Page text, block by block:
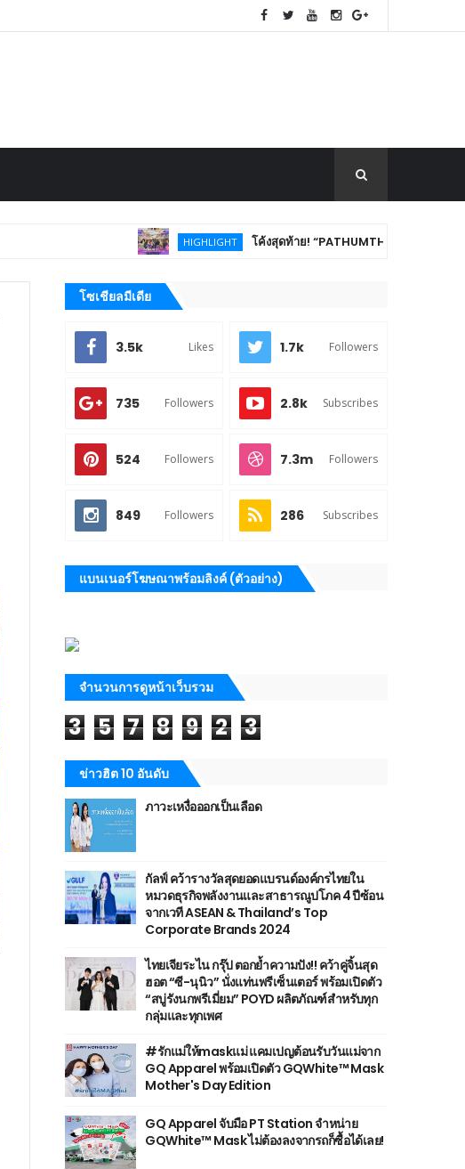
HIGHLIGHT โค้งสุดท้าย! “PATHUMTHANI Creative Tourism
โซเชียลมีเดีย
3.5k Likes 1.7k Followers
735 Followers 2.8k Subscribes
524 Followers 7.3m Followers
849 Followers 286 Subscribes
แบนเนอร์โฆษณาพร้อมลิงค์ (ตัวอย่าง)
จำนวนการดูหน้าเว็บรวม
3 5 7 8 9 2 3
ข่าวฮิต 10 อันดับ
ภาวะเหงื่อออกเป็นเลือด
กัลฟ์ คว้ารางวัลสุดยอดแบรนด์องค์กรไทยใน
หมวดธุรกิจพลังงานและสาธารณูปโภค 4 ปีซ้อน
จากเวที ASEAN & Thailand’s Top
Corporate Brands 2024
ไทยเจียระไน กรุ๊ป ตอกย้ำความปัง!! คว้าคู่จิ้นสุด
ฮอต “ซี-นุนิว” นั่งแท่นพรีเซ็นเตอร์ พร้อมเปิดตัว
“สบู่รังนกพรีเมี่ยม” POYD ผลิตภัณฑ์สำหรับทุก
กลุ่มและทุกเพศ
#รักแม่ให้maskแม่ แคมเปญต้อนรับวันแม่จาก
GQ Apparel พร้อมเปิดตัว GQWhite™ Mask
Mother's Day Edition
GQ Apparel จับมือ PT Station จำหน่าย
GQWhite™ Mask ไม่ต้องลงจากรถก็ซื้อได้เลย!